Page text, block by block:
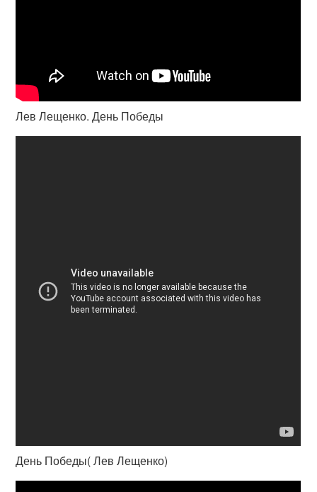
Лев Лещенко. День Победы
День Победы( Лев Лещенко)